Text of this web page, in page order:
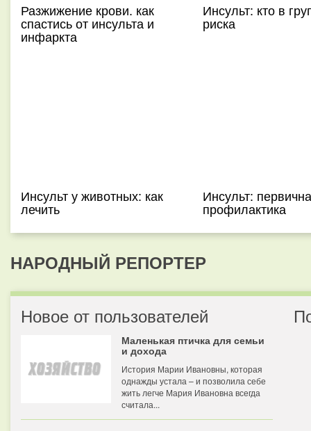
Разжижение крови. как
спастись от инсульта и
инфаркта
Инсульт: кто в
риска
Инсульт у животных: как
лечить
Инсульт:
профилактика
НАРОДНЫЙ РЕПОРТЕР
Новое от пользователей
Маленькая птичка для семьи
и дохода
История Марии Ивановны, которая
однажды устала – и позволила себе
жить легче Мария Ивановна всегда
считала...